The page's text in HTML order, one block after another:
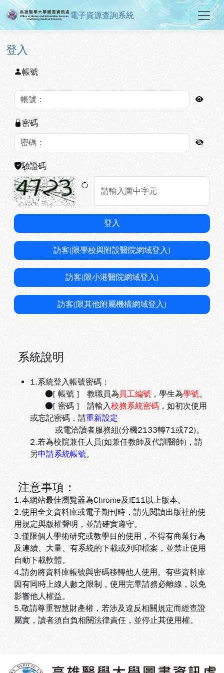
跳到主要內容
:::
高雄醫學大學圖書資訊處電子資
電子資源查詢系統
:::
登入
帳號
密碼
驗證碼
登入
訪客(限學校與附設醫院網域登入)
訪客(限小港醫院網域登入)
訪客(限其他附屬機構網域登入)
系統說明
1.系統登入帳號密碼：
●[ 帳號 ] 教職員為 員工編號 ，學生為學號。
●[ 密碼 ] 請輸入校務系統密碼 ，如初次使用
或忘記密碼，請重新設定
或電洽讀者服務組(分機2133轉71或72)。
2.若為校院兼任人員(如兼任教師及代訓醫師)，請
另申請系統帳號。
注意事項：
1.本網站最佳瀏覽器為Chrome及IE11以上版本。
2.使用全文資料庫或電子期刊時，請先閱讀出版社的使
用規定與版權聲明，並請確實遵守。
3.僅限個人學術研究或教學目的使用，不得有商業行為
及連續、大量、有系統的下載或列印檔案，並禁止使用
自動下載軟體。
4.請勿將資料庫帳號與密碼移轉他人使用。有些資料庫
因有同時上線人數之限制，使用完畢請務必離線，以免
影響他人權益。
5.敬請尊重智慧財產權，若涉及違反相關規定而經查證
屬實，讀者須自負相關法律責任，並停止其使用權。